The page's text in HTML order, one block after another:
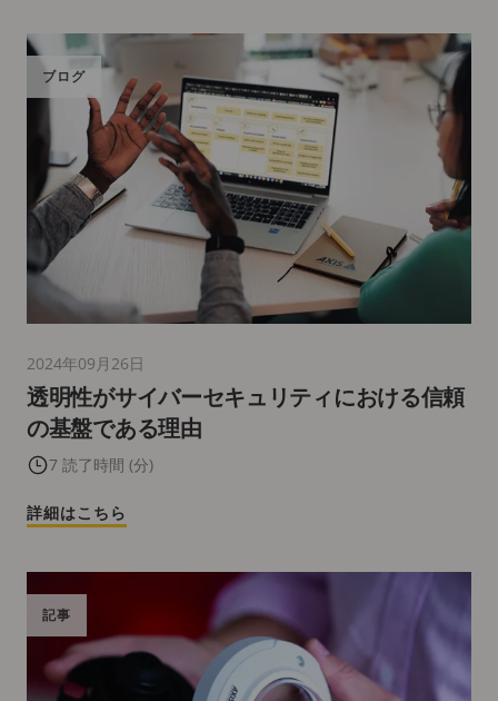
透明性がサイバーセキュリティにおける信頼
の基盤である理由
7 読了時間 (分)
ブログ
2024年09月26日
詳細はこちら
記事